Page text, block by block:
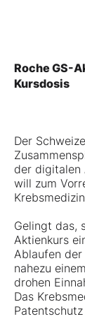
Roche GS-
Kursdosis
Der
der digitalen
will zum
Gelingt das,
Aktienkurs
Ablaufen
nahezu
drohen
Das